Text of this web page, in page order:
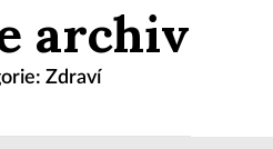
archiv
Zdraví